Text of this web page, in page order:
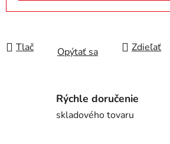
Tlač Opýtať sa Zdieľať
Rýchle doručenie
skladového tovaru